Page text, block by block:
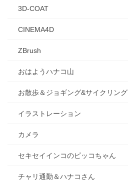
3D-COAT
CINEMA4D
ZBrush
おはようハナコ山
お散歩＆ジョギング&サイクリング
イラストレーション
カメラ
セキセイインコのピッコちゃん
チャリ通勤＆ハナコさん